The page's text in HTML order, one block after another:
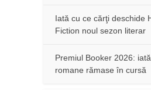
Iată cu ce cărţi deschide
Fiction noul sezon literar
Premiul Booker 2026:
romane rămase în cursă